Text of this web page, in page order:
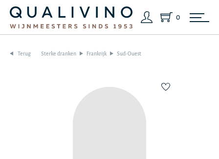
0
Terug Sterke dranken Frankrijk Sud-Ouest